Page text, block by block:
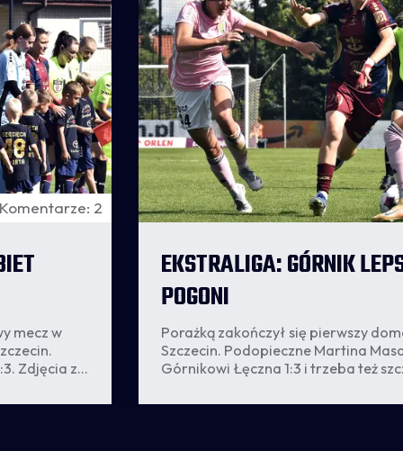
Komentarze: 2
mecz w
Zdjęcia z
EKSTRALIGA: GÓRNIK
POGONI
Porażką zakończył się pierwszy
Szczecin. Podopieczne Martina
Górnikowi Łęczna 1:3 i trzeba też
prezentowała się znacznie lepiej